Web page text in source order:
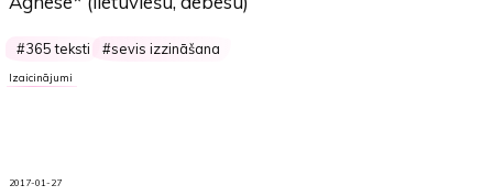
365 teksti sevis izzināšana
Izaicinājumi
2017-01-27